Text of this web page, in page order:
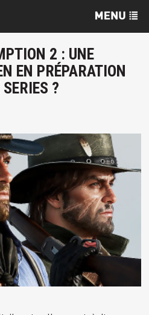
2 : UNE
EN PRÉPARATION
?